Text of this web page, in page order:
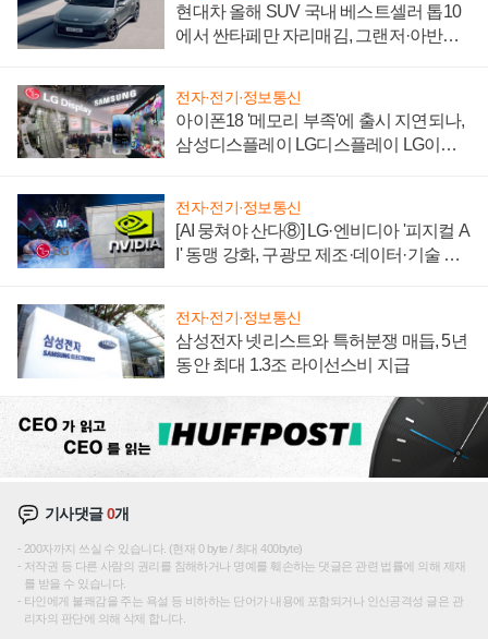
현대차 올해 SUV 국내 베스트셀러 톱10
에서 싼타페만 자리매김, 그랜저·아반떼
전자·전기·정보통신
아이폰18 '메모리 부족'에 출시 지연되나,
삼성디스플레이 LG디스플레이 LG이노
전자·전기·정보통신
[AI 뭉쳐야 산다⑧] LG·엔비디아 '피지컬 A
I' 동맹 강화, 구광모 제조·데이터·기술 결
전자·전기·정보통신
삼성전자 넷리스트와 특허분쟁 매듭, 5년
동안 최대 1.3조 라이선스비 지급
기사댓글0개
200자까지 쓰실 수 있습니다. (현재 0 byte / 최대 400byte)
저작권 등 다른 사람의 권리를 침해하거나 명예를 훼손하는 댓글은 관련 법률에 의해 제재
를 받을 수 있습니다.
타인에게 불쾌감을 주는 욕설 등 비하하는 단어가 내용에 포함되거나 인신공격성 글은 관
리자의 판단에 의해 삭제 합니다.